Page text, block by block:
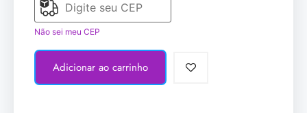
Não sei meu CEP
Adicionar ao carrinho